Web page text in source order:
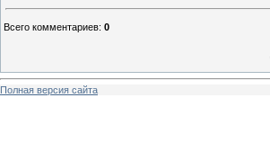
Всего комментариев: 0
Полная версия сайта